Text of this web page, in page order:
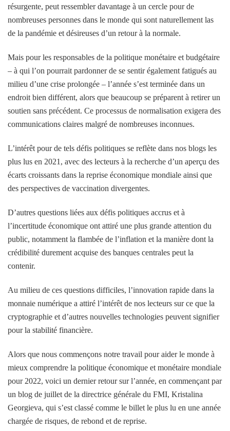
résurgente, peut ressembler davantage à un cercle pour de
nombreuses personnes dans le monde qui sont naturellement las
de la pandémie et désireuses d’un retour à la normale.
Mais pour les responsables de la politique monétaire et budgétaire
– à qui l’on pourrait pardonner de se sentir également fatigués au
milieu d’une crise prolongée – l’année s’est terminée dans un
endroit bien différent, alors que beaucoup se préparent à retirer un
soutien sans précédent. Ce processus de normalisation exigera des
communications claires malgré de nombreuses inconnues.
L’intérêt pour de tels défis politiques se reflète dans nos blogs les
plus lus en 2021, avec des lecteurs à la recherche d’un aperçu des
écarts croissants dans la reprise économique mondiale ainsi que
des perspectives de vaccination divergentes.
D’autres questions liées aux défis politiques accrus et à
l’incertitude économique ont attiré une plus grande attention du
public, notamment la flambée de l’inflation et la manière dont la
crédibilité durement acquise des banques centrales peut la
contenir.
Au milieu de ces questions difficiles, l’innovation rapide dans la
monnaie numérique a attiré l’intérêt de nos lecteurs sur ce que la
cryptographie et d’autres nouvelles technologies peuvent signifier
pour la stabilité financière.
Alors que nous commençons notre travail pour aider le monde à
mieux comprendre la politique économique et monétaire mondiale
pour 2022, voici un dernier retour sur l’année, en commençant par
un blog de juillet de la directrice générale du FMI, Kristalina
Georgieva, qui s’est classé comme le billet le plus lu en une année
chargée de risques, de rebond et de reprise.